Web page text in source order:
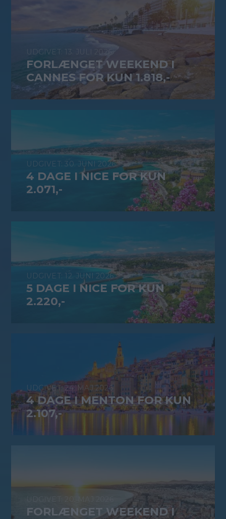
13. JULI 2026
FORLÆNGET WEEKEND I
CANNES FOR KUN 1.818,-
30. JUNI 2026
4 DAGE I NICE FOR KUN
2.071,-
12. JUNI 2026
5 DAGE I NICE FOR KUN
2.220,-
24. MAJ 2026
4 DAGE I MENTON FOR KUN
2.107,-
FORLÆNGET WEEKEND I